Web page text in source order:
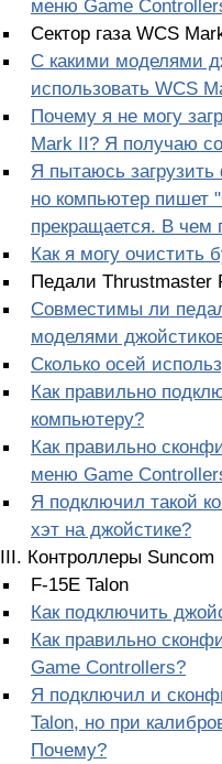
меню Game
Сектор газа WCS
С какими моделями
использовать WCS
Почему я не могу
Mark II? Я получаю
Я пытаюсь
но компьютер пишет
прекращается. В чем
Как я могу очистить
Педали Thrustmaster
Совместимы ли
моделями
Сколько осей
Как правильно
компьютеру?
Как правильно
меню Game
Я подключил такой
хэт на джойстике?
III. Контроллеры Suncom
F-15E Talon
Как подключить
Как правильно
Game Controllers?
Я подключил и
Talon, но при
Почему?